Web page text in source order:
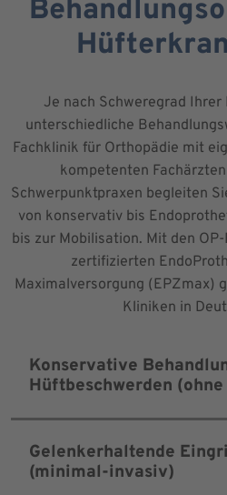
Je nach Schweregrad
unterschiedliche
Fachklinik für Orthopädie mit
kompetenten
Schwerpunktpraxen begleiten
von konservativ bis
bis zur Mobilisation. Mit den
zertifizierten
Maximalversorgung (EPZmax)
Kliniken in
Konservative
Hüftbeschwerden (ohne
Gelenkerhaltende
(minimal-invasiv)